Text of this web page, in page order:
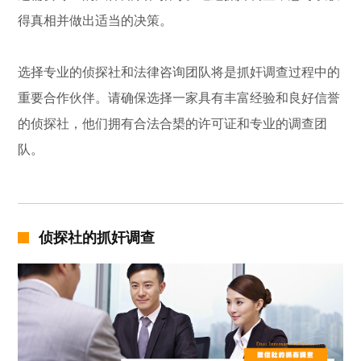
得真相并做出适当的决策。
选择专业的侦探社和法律咨询团队将是抓奸调查过程中的
重要合作伙伴。请确保选择一家具有丰富经验和良好信誉
的侦探社，他们拥有合法合槼的许可证和专业的调查团
队。
侦探社的抓奸调查